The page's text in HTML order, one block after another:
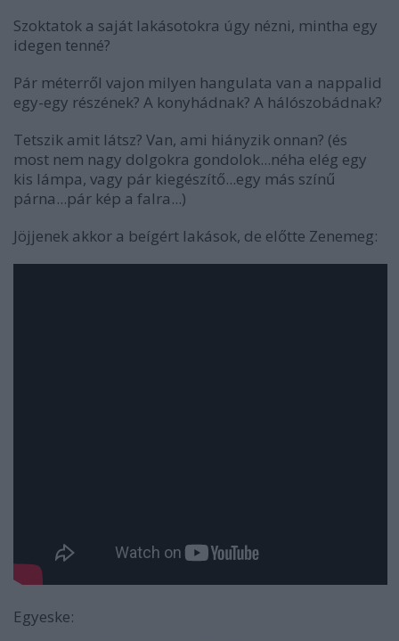
Szoktatok a saját lakásotokra úgy nézni, mintha egy
idegen tenné?
Pár méterről vajon milyen hangulata van a nappalid
egy-egy részének? A konyhádnak? A hálószobádnak?
Tetszik amit látsz? Van, ami hiányzik onnan? (és
most nem nagy dolgokra gondolok...néha elég egy
kis lámpa, vagy pár kiegészítő...egy más színű
párna...pár kép a falra...)
Jöjjenek akkor a beígért lakások, de előtte Zenemeg:
Egyeske: